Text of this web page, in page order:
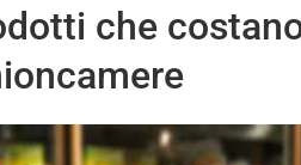
che